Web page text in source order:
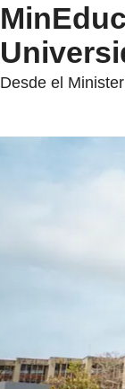
Desde el